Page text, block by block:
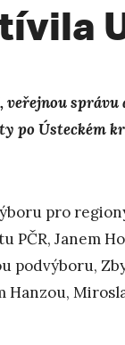
veřejnou
po Ústeckém
pro
PČR, Janem
podvýboru,
Hanzou,